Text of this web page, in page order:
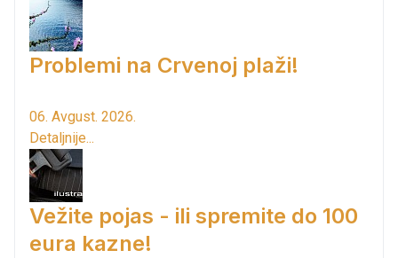
Problemi na Crvenoj plaži!
06. Avgust. 2026.
Detaljnije...
Vežite pojas - ili spremite do 100
eura kazne!